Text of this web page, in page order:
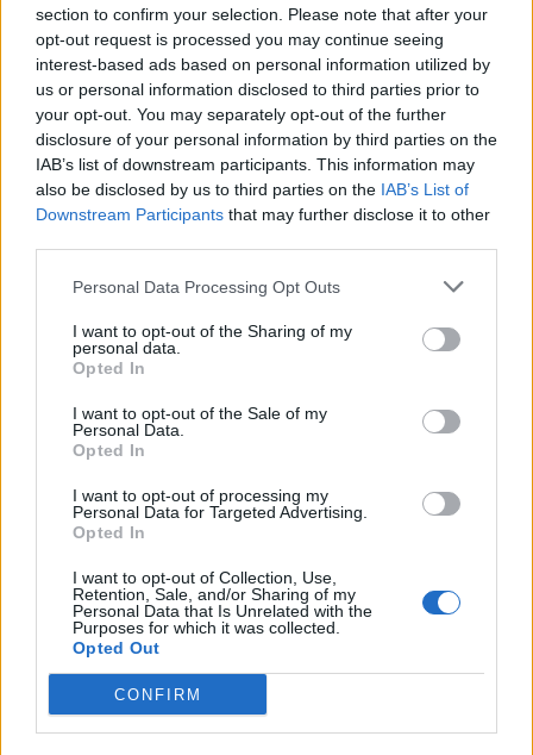
section to confirm your selection. Please note that after your
opt-out request is processed you may continue seeing
interest-based ads based on personal information utilized by
us or personal information disclosed to third parties prior to
your opt-out. You may separately opt-out of the further
disclosure of your personal information by third parties on the
IAB’s list of downstream participants. This information may
also be disclosed by us to third parties on the IAB’s List of
Downstream Participants that may further disclose it to other
Personal Data Processing Opt Outs
I want to opt-out of the Sharing of my
personal data.
Opted In
I want to opt-out of the Sale of my
Personal Data.
Opted In
I want to opt-out of processing my
Personal Data for Targeted Advertising.
Opted In
I want to opt-out of Collection, Use,
Retention, Sale, and/or Sharing of my
Personal Data that Is Unrelated with the
Purposes for which it was collected.
Opted Out
CONFIRM
συνεχίστηκε σήμερα...
Ο Ηλίας Ψινάκης νοικιάζει το σπίτι του στον
Νέο Βουτζά 9.570 ευρώ το τριήμερο (φωτο)
Life Style -Μόδα 11 Οκτωβρίου, 2024
βίλα του στον Νέο Βουτζά, η οποία βρίσκεται σε ένα
κτήμα...